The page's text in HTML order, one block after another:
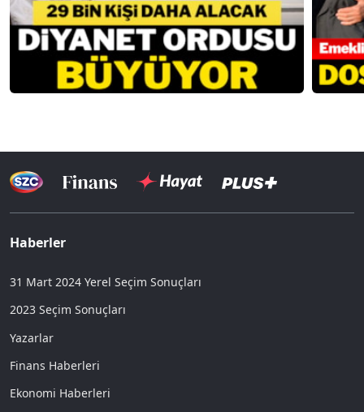
Haberler
31 Mart 2024 Yerel Seçim Sonuçları
2023 Seçim Sonuçları
Yazarlar
Finans Haberleri
Ekonomi Haberleri